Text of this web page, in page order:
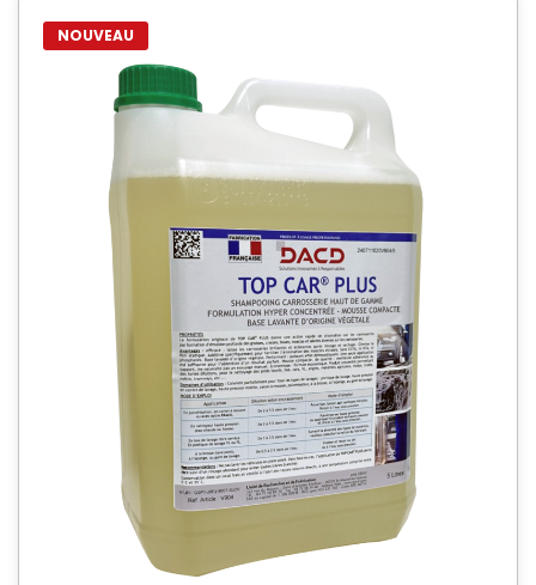
NOUVEAU